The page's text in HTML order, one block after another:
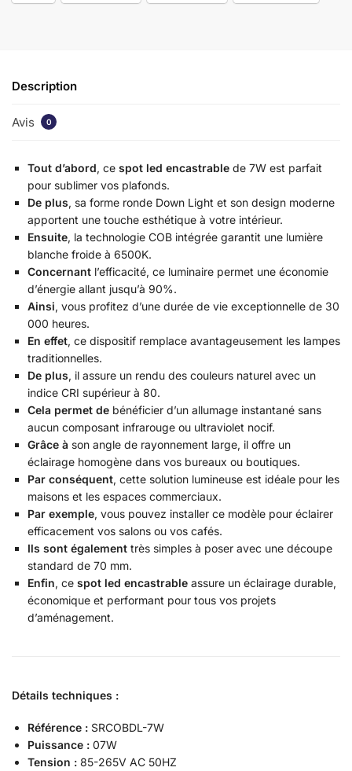
Description
Avis 0
Tout d’abord, ce spot led encastrable de 7W est parfait
pour sublimer vos plafonds.
De plus, sa forme ronde Down Light et son design moderne
apportent une touche esthétique à votre intérieur.
Ensuite, la technologie COB intégrée garantit une lumière
blanche froide à 6500K.
Concernant l’efficacité, ce luminaire permet une économie
d’énergie allant jusqu’à 90%.
Ainsi, vous profitez d’une durée de vie exceptionnelle de 30
000 heures.
En effet, ce dispositif remplace avantageusement les lampes
traditionnelles.
De plus, il assure un rendu des couleurs naturel avec un
indice CRI supérieur à 80.
Cela permet de bénéficier d’un allumage instantané sans
aucun composant infrarouge ou ultraviolet nocif.
Grâce à son angle de rayonnement large, il offre un
éclairage homogène dans vos bureaux ou boutiques.
Par conséquent, cette solution lumineuse est idéale pour les
maisons et les espaces commerciaux.
Par exemple, vous pouvez installer ce modèle pour éclairer
efficacement vos salons ou vos cafés.
Ils sont également très simples à poser avec une découpe
standard de 70 mm.
Enfin, ce spot led encastrable assure un éclairage durable,
économique et performant pour tous vos projets
d’aménagement.
Détails techniques :
Référence : SRCOBDL-7W
Puissance : 07W
Tension : 85-265V AC 50HZ